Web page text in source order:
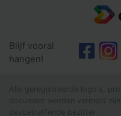
Blijf vooral
hangen!